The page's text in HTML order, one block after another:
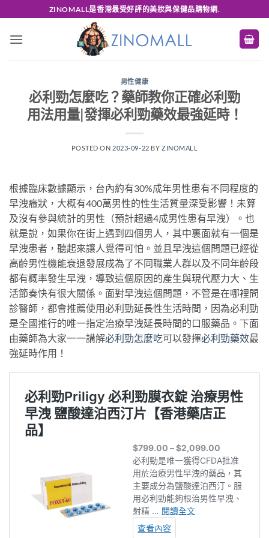
to
content
ZINOMALL是香港最受好評的美妝與保健品購物網.
男性健康
必利勁怎麼吃？藥師教你正確必利勁
用法用量|發揮必利勁藥效最強延時！
POSTED ON 2023-09-22 BY ZINOMALL
根據臨床數據顯示，台內約有30%成年男性患有不同程度的
早洩癥狀，大概有400萬男性的性生活質量深受影響！未算
及沒有參與統計的男性（預計超過4成男性患有早洩）。也
就是說，如果你在街上遇到四個男人，其中裏面就有一個是
早洩患者，聽起來讓人覺得可怕。並且早洩這個問題已經從
高齡男性機能衰退發展成為了不同職業人群以及不同年齡段
都有概率發生早洩，導致這個原因的產生與現代壓力大、生
活節奏快有很大關係。面對早洩這個問題，不管是在哪裡問
診醫師，都會推薦使用必利勁延長性生活時間，因為必利勁
是全國推行的唯一指定治療早洩延長時間的口服藥品。下面
由藥師為大家一一講解必利勁怎麼吃可以發揮必利勁藥效最
強延時作用！